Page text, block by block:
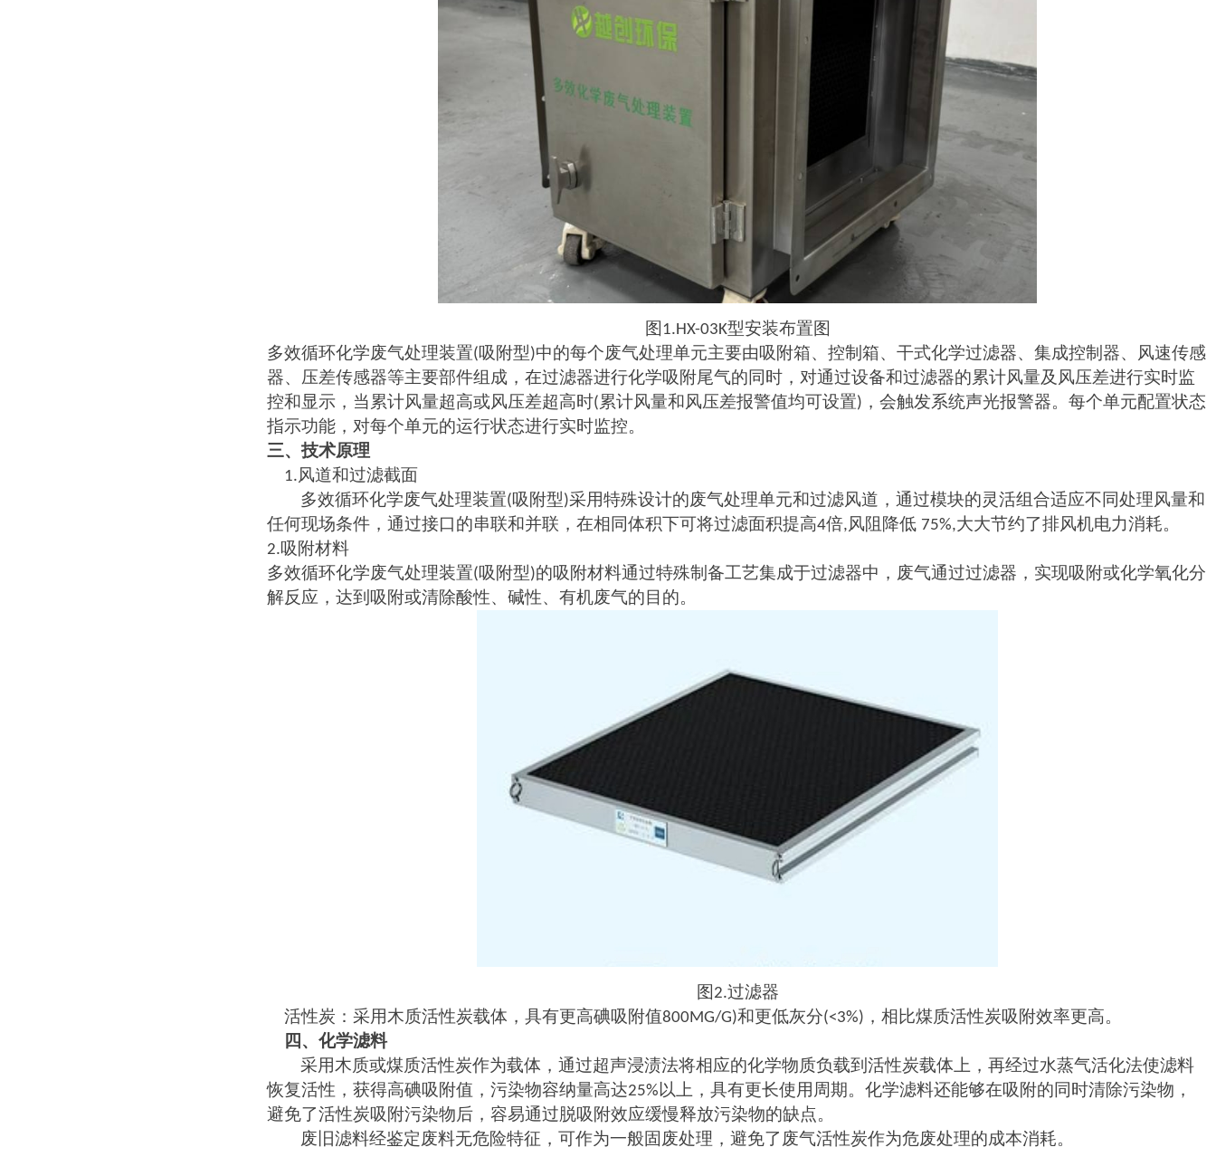
图 1.HX-03K型安装布置图
多效循环化学废气处理装置(吸附型)中的每个废气处理单元主要由吸附箱、控制箱、干式化学过滤器、集成控制器、风速传感
器、压差传感器等主要部件组成，在过滤器进行化学吸附尾气的同时，对通过设备和过滤器的累计风量及风压差进行实时监
控和显示，当累计风量超高或风压差超高时(累计风量和风压差报警值均可设置) ，会触发系统声光报警器。每个单元配置状态
指示功能，对每个单元的运行状态进行实时监控。
三、技术原理
1.风道和过滤截面
多效循环化学废气处理装置(吸附型)采用特殊设计的废气处理单元和过滤风道，通过模块的灵活组合适应不同处理风量和
任何现场条件，通过接口的串联和并联，在相同体积下可将过滤面积提高4倍,风阻降低 75%,大大节约了排风机电力消耗。
2.吸附材料
多效循环化学废气处理装置(吸附型)的吸附材料通过特殊制备工艺集成于过滤器中，废气通过过滤器，实现吸附或化学氧化分
解反应，达到吸附或清除酸性、碱性、有机废气的目的。
图2.过滤器
活性炭 ： 采用木质活性炭载体，具有更高碘吸附值800MG/G)和更低灰分(<3%) ，相比煤质活性炭吸附效率更高。
四、 化学滤料
采用木质或煤质活性炭作为载体，通过超声浸渍法将相应的化学物质负载到活性炭载体上，再经过水蒸气活化法使滤料
恢复活性，获得高碘吸附值，污染物容纳量高达25% 以上，具有更长使用周期。化学滤料还能够在吸附的同时清除污染物，
避免了活性炭吸附污染物后，容易通过脱吸附效应缓慢释放污染物的缺点。
废旧滤料经鉴定废料无危险特征，可作为一般固废处理，避免了废气活性炭作为危废处理的成本消耗。